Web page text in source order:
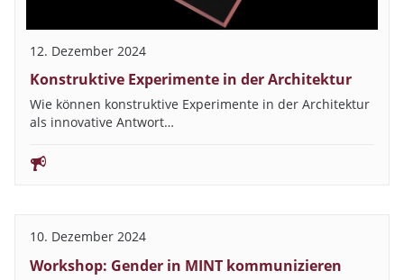
12. Dezember 2024
Konstruktive Experimente in der Architektur
Wie können konstruktive Experimente in der Architektur
als innovative Antwort…
10. Dezember 2024
Workshop: Gender in MINT kommunizieren